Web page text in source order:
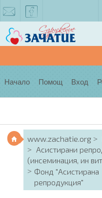
facebook
Начало Помощ Вход
www.zachatie.org
Асистирани
(инсеминация, ин
Фонд "Асистирана
репродукция"